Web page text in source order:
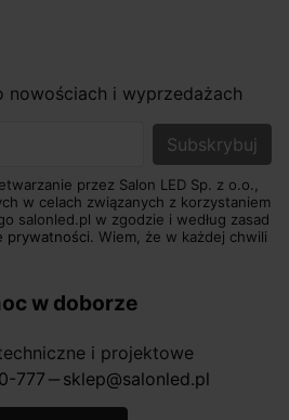
nowościach i wyprzedażach
przez Salon LED Sp. z o.o.,
w celach związanych z korzystaniem
salonled.pl w zgodzie i według zasad
prywatności. Wiem, że w każdej chwili
w doborze
i projektowe
777 horizontal_rule sklep@salonled.pl